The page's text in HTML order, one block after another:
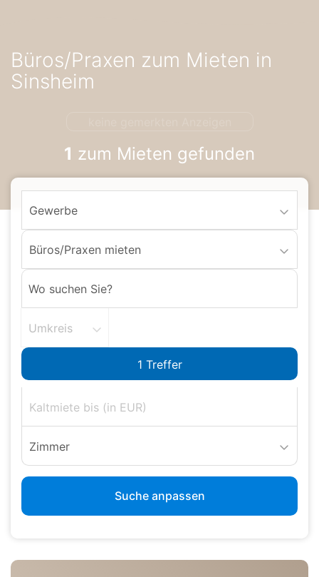
zur
Navigation
zum
Büros/Praxen zum Mieten in
Sinsheim
1 zum Mieten gefunden
Gewerbe
Büros/Praxen mieten
Umkreis
Zimmer
Suche anpassen